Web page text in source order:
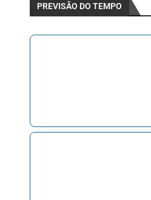
PREVISÃO DO TEMPO